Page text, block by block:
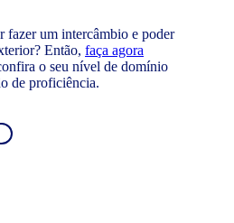
fazer um intercâmbio e poder
Então, faça agora
o seu nível de domínio
de proficiência.